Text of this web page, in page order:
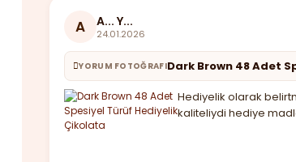
A A... Y...
24.01.2026
YORUM FOTOĞRAFIDark Brown 48 Adet
Hediyelik olarak
kaliteliydi hediye